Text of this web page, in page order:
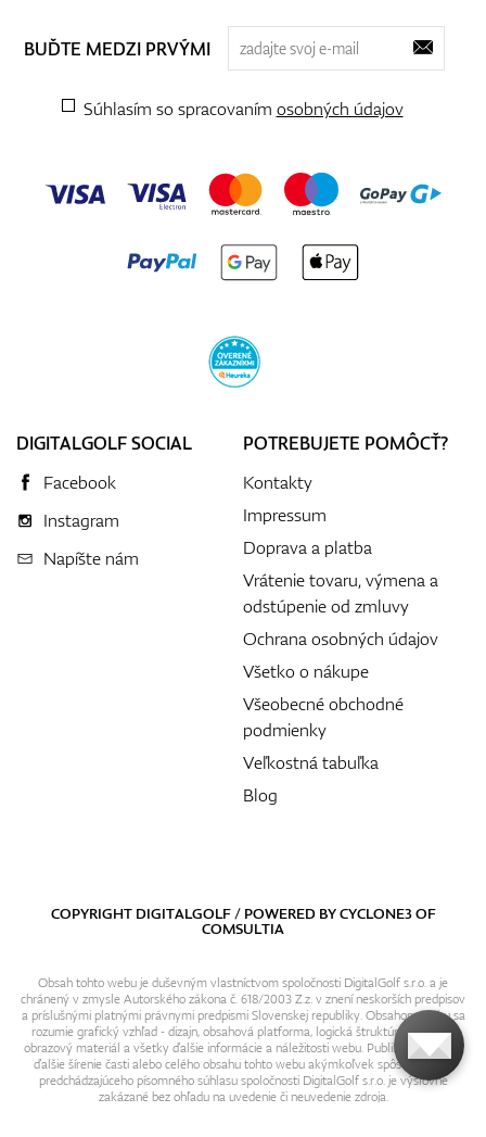
BUĎTE MEDZI PRVÝMI
Súhlasím so spracovaním osobných údajov
DIGITALGOLF SOCIAL
Facebook
Instagram
Napíšte nám
POTREBUJETE POMÔCŤ?
Kontakty
Impressum
Doprava a platba
Vrátenie tovaru, výmena a
odstúpenie od zmluvy
Ochrana osobných údajov
Všetko o nákupe
Všeobecné obchodné
podmienky
Veľkostná tabuľka
Blog
COPYRIGHT DIGITALGOLF / POWERED BYCYCLONE3OF
COMSULTIA
Obsah tohto webu je duševným vlastníctvom spoločnosti DigitalGolf s.r.o. a je
chránený v zmysle Autorského zákona č. 618/2003 Z.z. v znení neskorších predpisov
a príslušnými platnými právnymi predpismi Slovenskej republiky. Obsahom webu sa
rozumie grafický vzhľad - dizajn, obsahová platforma, logická štruktúra, textový i
obrazový materiál a všetky ďalšie informácie a náležitosti webu. Publikovanie resp.
ďalšie šírenie časti alebo celého obsahu tohto webu akýmkoľvek spôsobom bez
predchádzajúceho písomného súhlasu spoločnosti DigitalGolf s.r.o. je výslovne
zakázané bez ohľadu na uvedenie či neuvedenie zdroja.